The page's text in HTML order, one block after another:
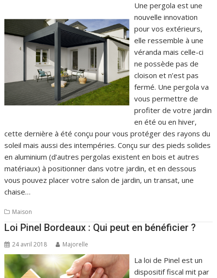
Une pergola est une
nouvelle innovation
pour vos extérieurs,
elle ressemble à une
véranda mais celle-ci
ne possède pas de
cloison et n’est pas
fermé. Une pergola va
vous permettre de
profiter de votre jardin
en été ou en hiver,
cette dernière à été conçu pour vous protéger des rayons du
soleil mais aussi des intempéries. Conçu sur des pieds solides
en aluminium (d’autres pergolas existent en bois et autres
matériaux) à positionner dans votre jardin, et en dessous
vous pouvez placer votre salon de jardin, un transat, une
chaise…
Maison
Loi Pinel Bordeaux : Qui peut en bénéficier ?
24 avril 2018 Majorelle
La loi de Pinel est un
dispositif fiscal mit par